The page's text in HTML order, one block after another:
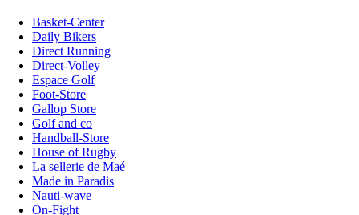
Basket-Center
Daily Bikers
Direct Running
Direct-Volley
Espace Golf
Foot-Store
Gallop Store
Golf and co
Handball-Store
House of Rugby
La sellerie de Maé
Made in Paradis
Nauti-wave
On-Fight